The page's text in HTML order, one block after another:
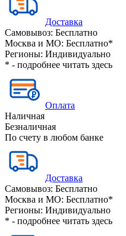
Доставка
Самовывоз: Бесплатно
Москва и МО: Бесплатно*
Регионы: Индивидуально
* - подробнее читать здесь
Оплата
Наличная
Безналичная
По счету в любом банке
Доставка
Самовывоз: Бесплатно
Москва и МО: Бесплатно*
Регионы: Индивидуально
* - подробнее читать здесь